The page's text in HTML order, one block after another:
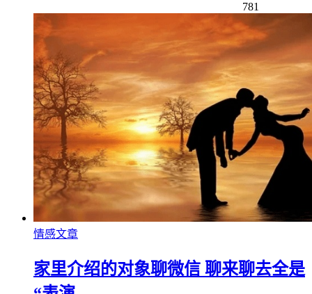
781
情感文章
家里介绍的对象聊微信 聊来聊去全是